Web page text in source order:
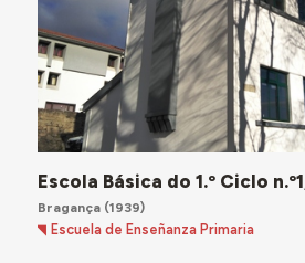
Escola Básica do 1.º Ciclo
Bragança(1939)
Escuela de Enseñanza Primaria